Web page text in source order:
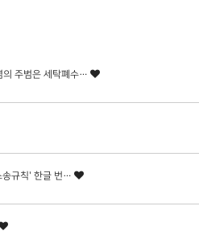
의 주범은 세탁폐수…
송규칙' 한글 번…